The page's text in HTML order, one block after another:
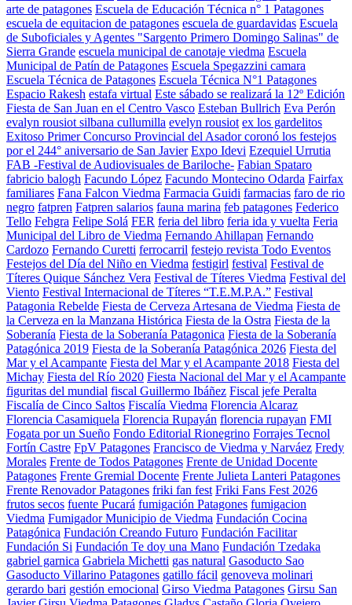
arte de patagones Escuela de Educación Técnica n° 1 Patagones
escuela de equitacion de patagones escuela de guardavidas Escuela
de Suboficiales y Agentes "Sargento Primero Domingo Salinas" de
Sierra Grande escuela municipal de canotaje viedma Escuela
Municipal de Patín de Patagones Escuela Spegazzini camara
Escuela Técnica de Patagones Escuela Técnica N°1 Patagones
Espacio Rakesh estafa virtual Este sábado se realizará la 12º Edición
Fiesta de San Juan en el Centro Vasco Esteban Bullrich Eva Perón
evalyn rousiot silbana cullumilla evelyn rousiot ex los gardelitos
Exitoso Primer Concurso Provincial del Asador coronó los festejos
por el 244° aniversario de San Javier Expo Idevi Ezequiel Urrutia
FAB -Festival de Audiovisuales de Bariloche- Fabian Spataro
fabricio balogh Facundo López Facundo Montecino Odarda Fairfax
familiares Fana Falcon Viedma Farmacia Guidi farmacias faro de rio
negro fatpren Fatpren salarios fauna marina feb patagones Federico
Tello Fehgra Felipe Solá FER feria del libro feria ida y vuelta Feria
Municipal del Libro de Viedma Fernando Ahillapan Fernando
Cardozo Fernando Curetti ferrocarril festejo revista Todo Eventos
Festejos del Día del Niño en Viedma festigirl festival Festival de
Títeres Quique Sánchez Vera Festival de Títeres Viedma Festival del
Viento Festival Internacional de Títeres “T.E.M.P.A.” Festival
Patagonia Rebelde Fiesta de Cerveza Artesana de Viedma Fiesta de
la Cerveza en la Manzana Histórica Fiesta de la Ostra Fiesta de la
Soberanía Fiesta de la Soberanía Patagonica Fiesta de la Soberanía
Patagónica 2019 Fiesta de la Soberanía Patagónica 2026 Fiesta del
Mar y el Acampante Fiesta del Mar y el Acampante 2018 Fiesta del
Michay Fiesta del Río 2020 Fiesta Nacional del Mar y el Acampante
figuritas del mundial fiscal Guillermo Ibáñez Fiscal jefe Peralta
Fiscalía de Cinco Saltos Fiscalía Viedma Florencia Alcaraz
Florencia Casamiquela Florencia Rupayán florencia rupayan FMI
Fogata por un Sueño Fondo Editorial Rionegrino Forrajes Tecnol
Fortín Castre FpV Patagones Francisco de Viedma y Narváez Fredy
Morales Frente de Todos Patagones Frente de Unidad Docente
Patagones Frente Gremial Docente Frente Julieta Lanteri Patagones
Frente Renovador Patagones friki fan fest Friki Fans Fest 2026
frutos secos fuente Pucará fumigación Patagones fumigacion
Viedma Fumigador Municipio de Viedma Fundación Cocina
Patagónica Fundación Creando Futuro Fundación Facilitar
Fundación Si Fundación Te doy una Mano Fundación Tzedaka
gabriel garnica Gabriela Michetti gas natural Gasoducto Sao
Gasoducto Villarino Patagones gatillo fácil genoveva molinari
gerardo bari gestión emocional Girso Viedma Patagones Girsu San